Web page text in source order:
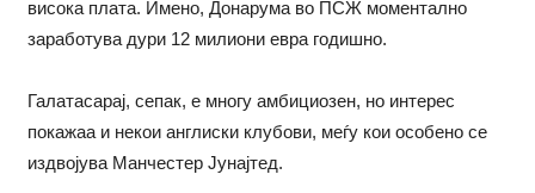
висока плата. Имено, Донарума во ПСЖ моментално
заработува дури 12 милиони евра годишно.
Галатасарај, сепак, е многу амбициозен, но интерес
покажаа и некои англиски клубови, меѓу кои особено се
издвојува Манчестер Јунајтед.